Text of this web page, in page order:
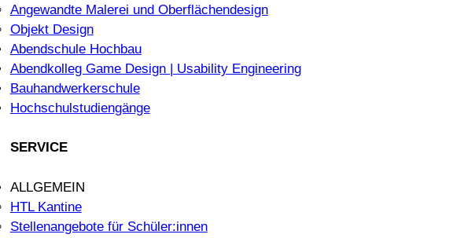
Angewandte Malerei und Oberflächendesign
Objekt Design
Abendschule Hochbau
Abendkolleg Game Design | Usability Engineering
Bauhandwerkerschule
Hochschulstudiengänge
SERVICE
ALLGEMEIN
HTL Kantine
Stellenangebote für Schüler:innen